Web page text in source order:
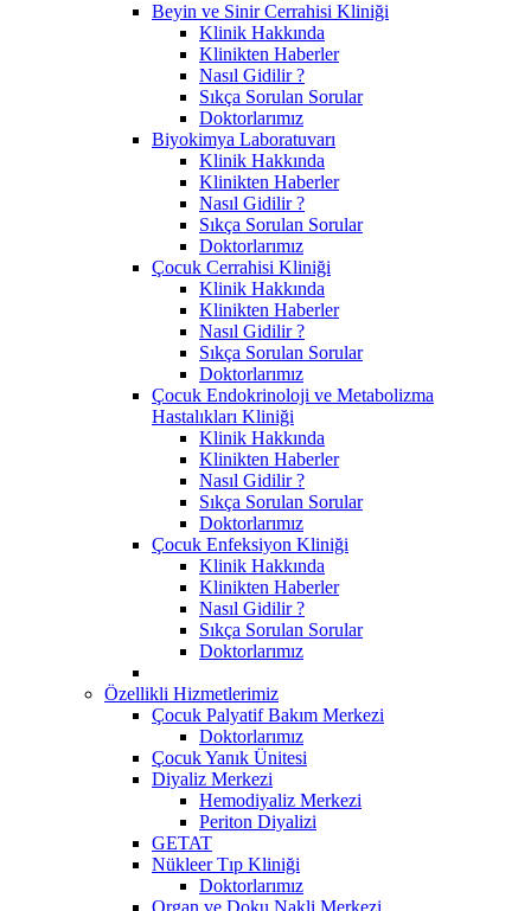
Beyin ve Sinir Cerrahisi Kliniği
Klinik Hakkında
Klinikten Haberler
Nasıl Gidilir ?
Sıkça Sorulan Sorular
Doktorlarımız
Biyokimya Laboratuvarı
Klinik Hakkında
Klinikten Haberler
Nasıl Gidilir ?
Sıkça Sorulan Sorular
Doktorlarımız
Çocuk Cerrahisi Kliniği
Klinik Hakkında
Klinikten Haberler
Nasıl Gidilir ?
Sıkça Sorulan Sorular
Doktorlarımız
Çocuk Endokrinoloji ve Metabolizma
Hastalıkları Kliniği
Klinik Hakkında
Klinikten Haberler
Nasıl Gidilir ?
Sıkça Sorulan Sorular
Doktorlarımız
Çocuk Enfeksiyon Kliniği
Klinik Hakkında
Klinikten Haberler
Nasıl Gidilir ?
Sıkça Sorulan Sorular
Doktorlarımız
Özellikli Hizmetlerimiz
Çocuk Palyatif Bakım Merkezi
Doktorlarımız
Çocuk Yanık Ünitesi
Diyaliz Merkezi
Hemodiyaliz Merkezi
Periton Diyalizi
GETAT
Nükleer Tıp Kliniği
Doktorlarımız
Organ ve Doku Nakli Merkezi